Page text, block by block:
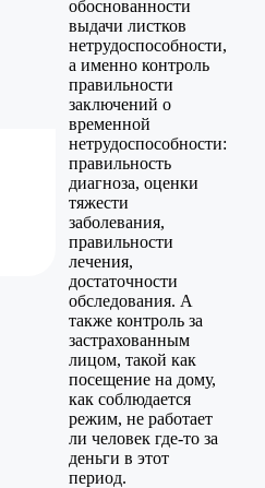
обоснованности
выдачи листков
нетрудоспособности,
а именно контроль
правильности
заключений о
временной
нетрудоспособности:
правильность
диагноза, оценки
тяжести
заболевания,
правильности
лечения,
достаточности
обследования. А
также контроль за
застрахованным
лицом, такой как
посещение на дому,
как соблюдается
режим, не работает
ли человек где-то за
деньги в этот
период.